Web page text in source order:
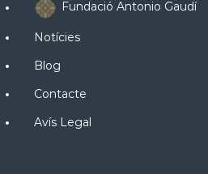
Fundació Antonio Gaudí
Notícies
Blog
Contacte
Avís Legal